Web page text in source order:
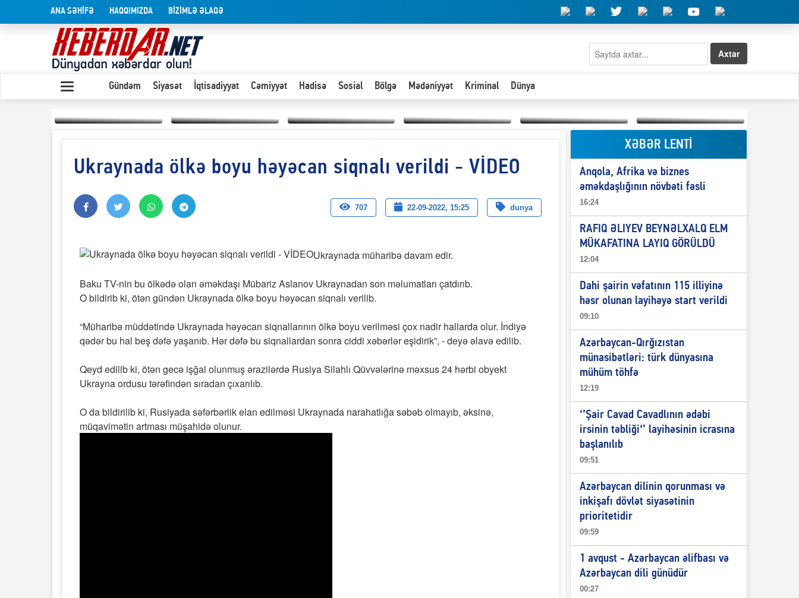
ANA SƏHİFƏ HAQQIMIZDA BİZİMLƏ ƏLAQƏ
Axtar
Gündəm Siyasət İqtisadiyyat Cəmiyyət Hadisə Sosial Bölgə Mədəniyyət Kriminal Dünya
Yaxın Şərqdəki
müharibənin qısa Olduğu kimi görünən
Paytaxta giriş vizası —
"Xoş gəldin, cibində
Hər an ən çətin savaşa
hazır olmalıyıq-
ZƏLİMXAN
“Qeyri-səlis məntiq və
dil-nitq” elmimizə
Elşad Abdullayevin
erməniləri
maliyyələşdirən oğlu
niyə Azərbaycana
ekstradisiya olunmur?
Ukraynada ölkə boyu həyəcan siqnalı verildi - VİDEO
707 22-09-2022, 15:25 dunya
Ukraynada müharibə davam edir.
Baku TV-nin bu ölkədə olan əməkdaşı Mübariz Aslanov Ukraynadan son məlumatları çatdırıb.
O bildirib ki, ötən gündən Ukraynada ölkə boyu həyəcan siqnalı verilib.
“Müharibə müddətində Ukraynada həyəcan siqnallarının ölkə boyu verilməsi çox nadir hallarda olur. İndiyə
qədər bu hal beş dəfə yaşanıb. Hər dəfə bu siqnallardan sonra ciddi xəbərlər eşidirik”, - deyə əlavə edilib.
Qeyd edilib ki, ötən gecə işğal olunmuş ərazilərdə Rusiya Silahlı Qüvvələrinə məxsus 24 hərbi obyekt
Ukrayna ordusu tərəfindən sıradan çıxarılıb.
O da bildirilib ki, Rusiyada səfərbərlik elan edilməsi Ukraynada narahatlığa səbəb olmayıb, əksinə,
müqavimətin artması müşahidə olunur.
XƏBƏR LENTİ
Anqola, Afrika və biznes
əməkdaşlığının növbəti fəsli
16:24
RAFIQ ƏLIYEV BEYNƏLXALQ ELM
MÜKAFATINA LAYIQ GÖRÜLDÜ
12:04
Dahi şairin vəfatının 115 illiyinə
həsr olunan layihəyə start verildi
09:10
Azərbaycan-Qırğızıstan
münasibətləri: türk dünyasına
mühüm töhfə
12:19
‘’Şair Cavad Cavadlının ədəbi
irsinin təbliği‘’ layihəsinin icrasına
başlanılıb
09:51
Azərbaycan dilinin qorunması və
inkişafı dövlət siyasətinin
prioritetidir
09:59
1 avqust - Azərbaycan əlifbası və
Azərbaycan dili günüdür
00:27